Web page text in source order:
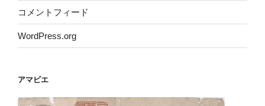
コメントフィード
WordPress.org
アマビエ